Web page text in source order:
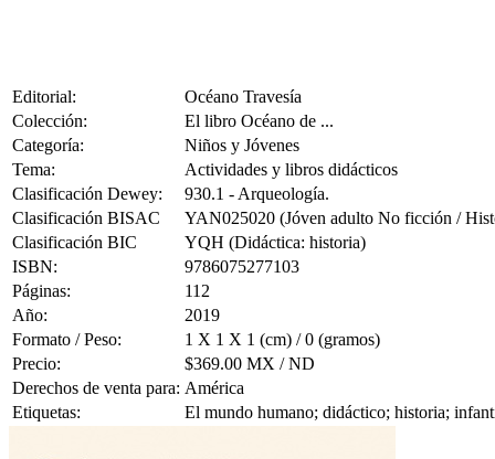
Editorial:
Océano Travesía
Colección:
El libro Océano de ...
Categoría:
Niños y Jóvenes
Tema:
Actividades y libros didácticos
Clasificación Dewey:
930.1 - Arqueología.
Clasificación BISAC
YAN025020 (Jóven adulto No ficción /
Clasificación BIC
YQH (Didáctica: historia)
ISBN:
9786075277103
Páginas:
112
Año:
2019
Formato / Peso:
1 X 1 X 1 (cm) / 0 (gramos)
Precio:
$369.00 MX / ND
Derechos de venta para: América
Etiquetas:
El mundo humano; didáctico; historia;